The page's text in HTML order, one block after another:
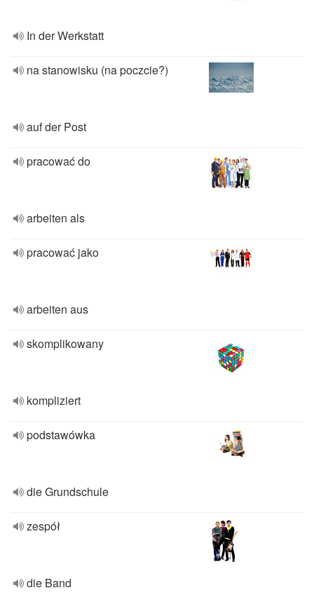
In der Werkstatt
na stanowisku (na poczcie?)
auf der Post
pracować do
arbeiten als
pracować jako
arbeiten aus
skomplikowany
kompliziert
podstawówka
die Grundschule
zespół
die Band